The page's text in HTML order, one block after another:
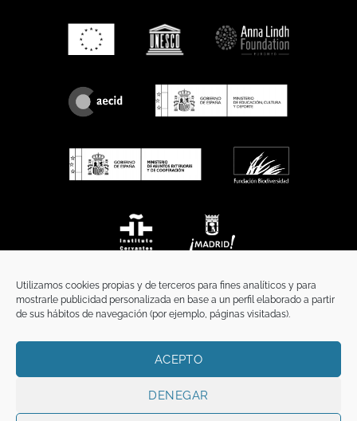
Utilizamos cookies propias y de terceros para fines analíticos y para
mostrarle publicidad personalizada en base a un perfil elaborado a partir
de sus hábitos de navegación (por ejemplo, páginas visitadas).
ACEPTO
DENEGAR
TÉRMINOS Y CONDICIONES
Copyright 2026 ©FunciFUNCI es titular de los derechos de propiedad